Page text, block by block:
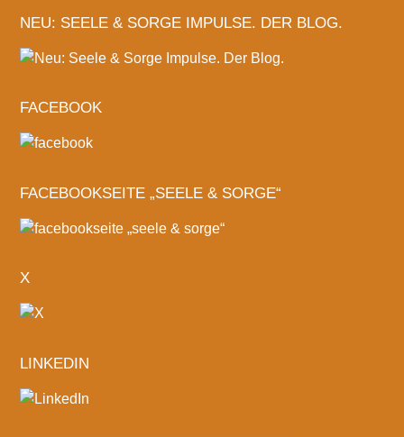
NEU: SEELE & SORGE IMPULSE. DER BLOG.
FACEBOOK
FACEBOOKSEITE „SEELE & SORGE“
X
LINKEDIN